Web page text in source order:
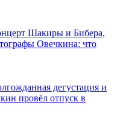
Шакиры и Бибера,
Овечкина: что
дегустация и
провёл отпуск в